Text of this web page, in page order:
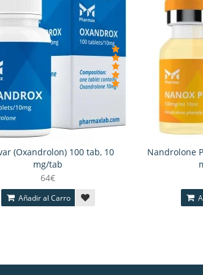
(Oxandrolon) 100 tab, 10
mg/tab
64€
Añadir al Carro
Nandrolone